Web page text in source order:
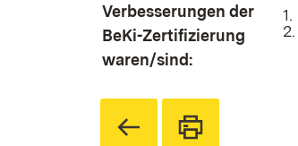
Verbesserungen der
BeKi-Zertifizierung
waren/sind: